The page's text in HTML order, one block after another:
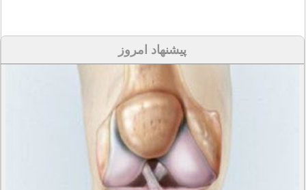
پیشنهاد امروز